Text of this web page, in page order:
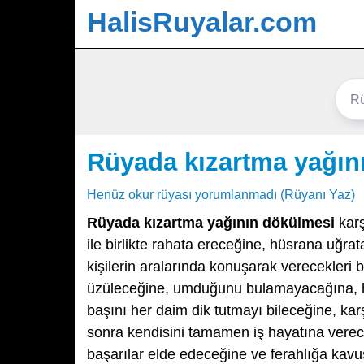
HalisRuyalar.com
Rüyada kızartma
Henüz okur rüyası yorumlanmadı (Rüyanı Yaz)
Rüyada kızartma yağının dökülmesi
ile birlikte rahata ereceğine, hüsrana
kişilerin aralarında konuşarak verecekleri
üzüleceğine, umduğunu bulamayacağına,
başını her daim dik tutmayı bileceğine,
sonra kendisini tamamen iş hayatına
başarılar elde edeceğine ve ferahlığa